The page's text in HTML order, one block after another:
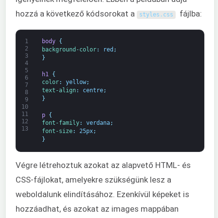
hozzá a következő kódsorokat a
styles . css fájlba:
1
2
3
4
5
6
7
8
9
10
11
12
13
body {
background-color: red ;
}
h1
{
color: yellow;
text-align: centre;
}
p {
font-family: verdana;
font-size: 25px;
}
Végre létrehoztuk azokat az alapvető HTML- és
CSS-fájlokat, amelyekre szükségünk lesz a
weboldalunk elindításához. Ezenkívül képeket is
hozzáadhat, és azokat az images mappában